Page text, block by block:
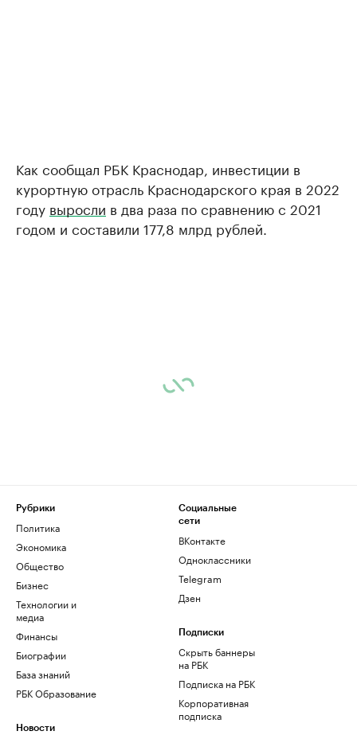
Как сообщал РБК Краснодар, инвестиции в
курортную отрасль Краснодарского края в 2022
году выросли в два раза по сравнению с 2021
годом и составили 177,8 млрд рублей.
Рубрики
Политика
Экономика
Общество
Бизнес
Технологии и
медиа
Финансы
Биографии
База знаний
РБК Образование
Новости
Социальные
сети
ВКонтакте
Одноклассники
Telegram
Дзен
Подписки
Скрыть баннеры
на РБК
Подписка на РБК
Корпоративная
подписка